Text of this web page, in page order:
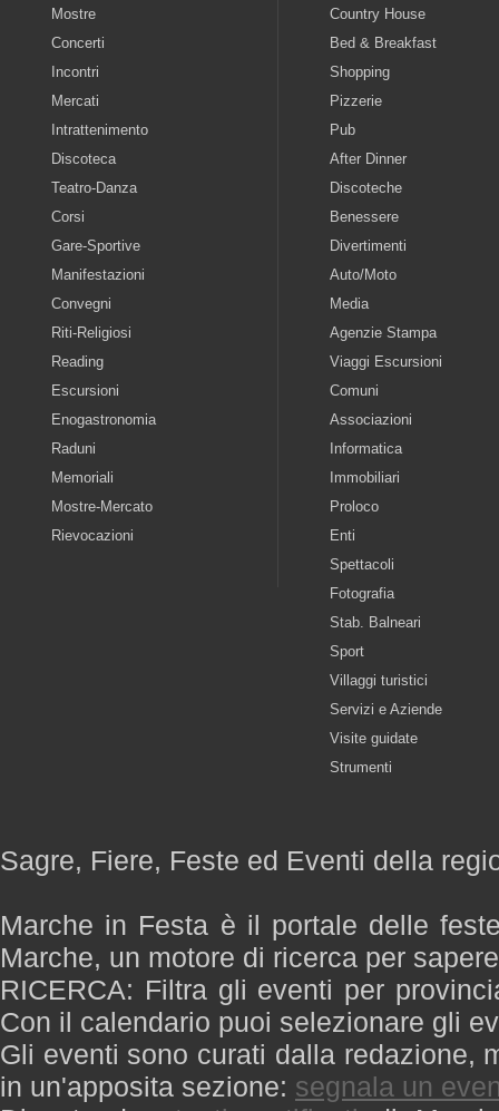
Mostre
Concerti
Incontri
Mercati
Intrattenimento
Discoteca
Teatro-Danza
Corsi
Gare-Sportive
Manifestazioni
Convegni
Riti-Religiosi
Reading
Escursioni
Enogastronomia
Raduni
Memoriali
Mostre-Mercato
Rievocazioni
Country House
Bed & Breakfast
Shopping
Pizzerie
Pub
After Dinner
Discoteche
Benessere
Divertimenti
Auto/Moto
Media
Agenzie Stampa
Viaggi Escursioni
Comuni
Associazioni
Informatica
Immobiliari
Proloco
Enti
Spettacoli
Fotografia
Stab. Balneari
Sport
Villaggi turistici
Servizi e Aziende
Visite guidate
Strumenti
Sagre, Fiere, Feste ed Eventi della
Marche in Festa è il portale delle
Marche, un motore di ricerca per
RICERCA: Filtra gli eventi per
Con il calendario puoi selezionare gli
Gli eventi sono curati dalla redazione,
in un'apposita sezione: segnala un